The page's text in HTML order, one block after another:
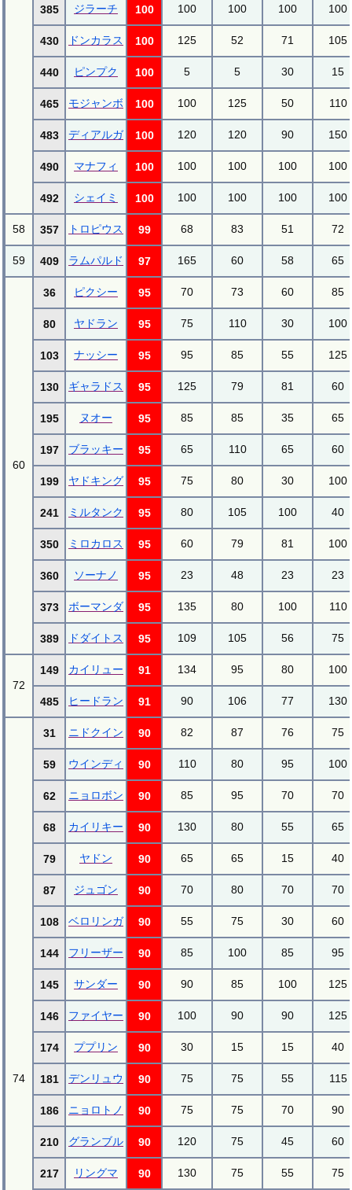
385 ジラーチ 100 100 100 100 100
430 ドンカラス 100 125 52 71 105
440 ピンプク 100 5 5 30 15
465 モジャンボ 100 100 125 50 110
483 ディアルガ 100 120 120 90 150
490 マナフィ 100 100 100 100 100
492 シェイミ 100 100 100 100 100
58 357 トロピウス 99 68 83 51 72
59 409 ラムパルド 97 165 60 58 65
60
36 ピクシー 95 70 73 60 85
80 ヤドラン 95 75 110 30 100
103 ナッシー 95 95 85 55 125
130 ギャラドス 95 125 79 81 60
195 ヌオー 95 85 85 35 65
197 ブラッキー 95 65 110 65 60
199 ヤドキング 95 75 80 30 100
241 ミルタンク 95 80 105 100 40
350 ミロカロス 95 60 79 81 100
360 ソーナノ 95 23 48 23 23
373 ボーマンダ 95 135 80 100 110
389 ドダイトス 95 109 105 56 75
72
149 カイリュー 91 134 95 80 100
485 ヒードラン 91 90 106 77 130
74
31 ニドクイン 90 82 87 76 75
59 ウインディ 90 110 80 95 100
62 ニョロボン 90 85 95 70 70
68 カイリキー 90 130 80 55 65
79 ヤドン 90 65 65 15 40
87 ジュゴン 90 70 80 70 70
108 ベロリンガ 90 55 75 30 60
144 フリーザー 90 85 100 85 95
145 サンダー 90 90 85 100 125
146 ファイヤー 90 100 90 90 125
174 ププリン 90 30 15 15 40
181 デンリュウ 90 75 75 55 115
186 ニョロトノ 90 75 75 70 90
210 グランブル 90 120 75 45 60
217 リングマ 90 130 75 55 75